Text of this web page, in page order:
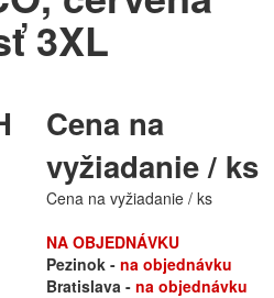
3XL
Cena na
vyžiadanie / ks
Cena na vyžiadanie / ks
NA OBJEDNÁVKU
Pezinok - na objednávku
Bratislava - na objednávku